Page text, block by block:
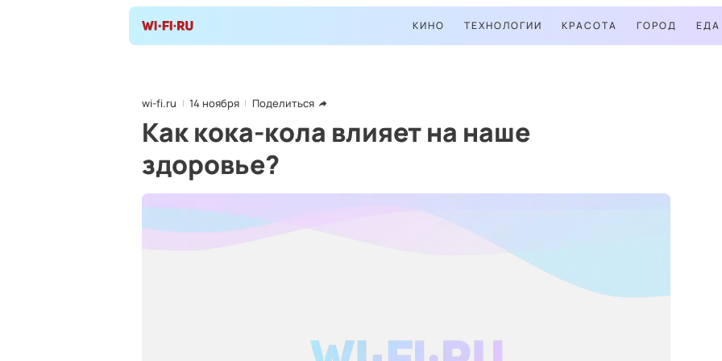
КИНО ТЕХНОЛОГИИ КРАСОТА ГОРОД ЕДА
wi-fi.ru 14 ноября Поделиться
Как кока-кола влияет на наше
здоровье?